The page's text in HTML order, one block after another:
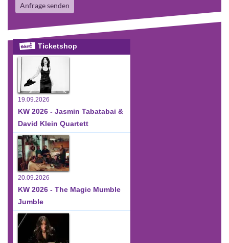
Anfrage senden
Ticketshop
19.09.2026
KW 2026 - Jasmin Tabatabai &
David Klein Quartett
20.09.2026
KW 2026 - The Magic Mumble
Jumble